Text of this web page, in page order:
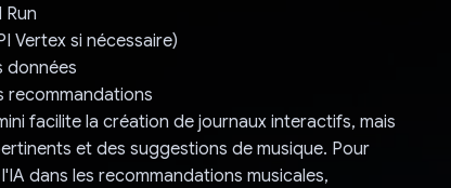
Run
Vertex si nécessaire)
données
recommandations
facilite la création de journaux interactifs, mais
et des suggestions de musique. Pour
dans les recommandations musicales,